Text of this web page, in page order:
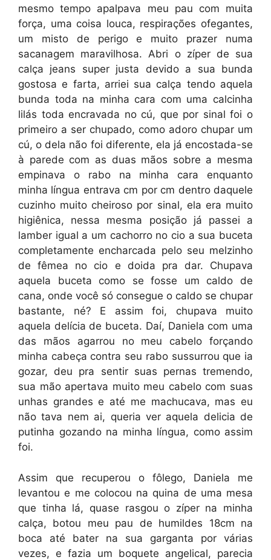
mesmo tempo apalpava meu pau com muita
força, uma coisa louca, respirações ofegantes,
um misto de perigo e muito prazer numa
sacanagem maravilhosa. Abri o zíper de sua
calça jeans super justa devido a sua bunda
gostosa e farta, arriei sua calça tendo aquela
bunda toda na minha cara com uma calcinha
lilás toda encravada no cú, que por sinal foi o
primeiro a ser chupado, como adoro chupar um
cú, o dela não foi diferente, ela já encostada-se
à parede com as duas mãos sobre a mesma
empinava o rabo na minha cara enquanto
minha língua entrava cm por cm dentro daquele
cuzinho muito cheiroso por sinal, ela era muito
higiênica, nessa mesma posição já passei a
lamber igual a um cachorro no cio a sua buceta
completamente encharcada pelo seu melzinho
de fêmea no cio e doida pra dar. Chupava
aquela buceta como se fosse um caldo de
cana, onde você só consegue o caldo se chupar
bastante, né? E assim foi, chupava muito
aquela delícia de buceta. Daí, Daniela com uma
das mãos agarrou no meu cabelo forçando
minha cabeça contra seu rabo sussurrou que ia
gozar, deu pra sentir suas pernas tremendo,
sua mão apertava muito meu cabelo com suas
unhas grandes e até me machucava, mas eu
não tava nem ai, queria ver aquela delicia de
putinha gozando na minha língua, como assim
foi.
Assim que recuperou o fôlego, Daniela me
levantou e me colocou na quina de uma mesa
que tinha lá, quase rasgou o zíper na minha
calça, botou meu pau de humildes 18cm na
boca até bater na sua garganta por várias
vezes, e fazia um boquete angelical, parecia